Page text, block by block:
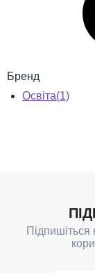
Бренд
Освіта(1)